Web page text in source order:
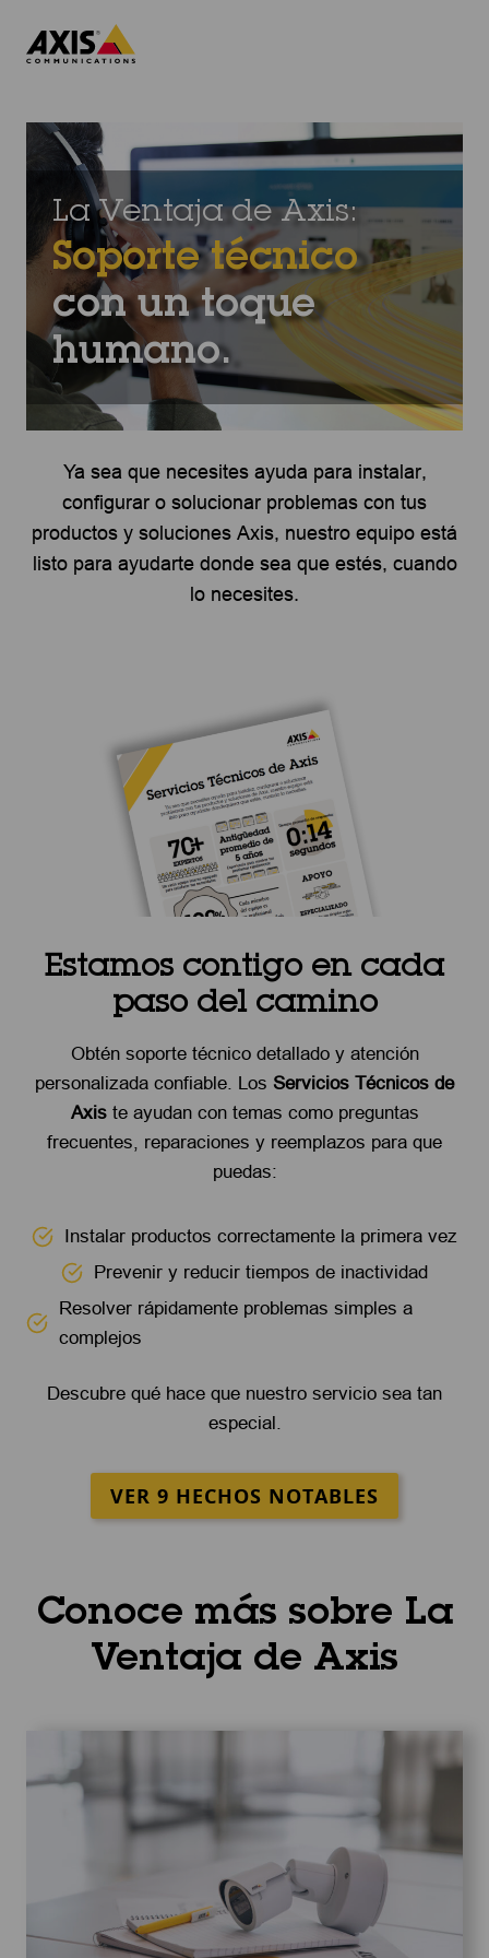
La Ventaja de Axis:
Soporte técnico
con un toque
humano.
Ya sea que necesites ayuda para instalar,
configurar o solucionar problemas con tus
productos y soluciones Axis, nuestro equipo está
listo para ayudarte donde sea que estés, cuando
lo necesites.
Estamos contigo en cada
paso del camino
Obtén soporte técnico detallado y atención
personalizada confiable. Los Servicios Técnicos de
Axiste ayudan con temas como preguntas
frecuentes, reparaciones y reemplazos para que
puedas:
Instalar productos correctamente la primera vez
Prevenir y reducir tiempos de inactividad
Resolver rápidamente problemas simples a
complejos
Descubre qué hace que nuestro servicio sea tan
especial.
VER 9 HECHOS NOTABLES
Conoce más sobre La
Ventaja de Axis